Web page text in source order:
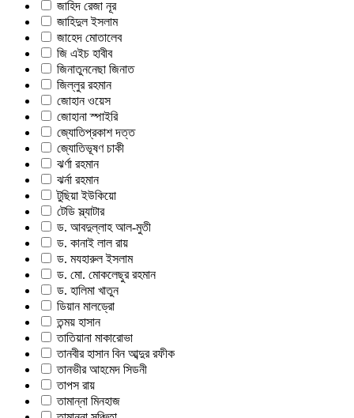
জাহিদ রেজা নূর
জাহিদুল ইসলাম
জাহেদ মোতালেব
জি এইচ হাবীব
জিনাতুননেছা জিনাত
জিল্‌লুর রহমান
জোহান ওয়েস
জোহানা স্পাইরি
জ্যোতিপ্রকাশ দত্ত
জ্যোতিভূষণ চাকী
ঝর্ণা রহমান
ঝর্না রহমান
টুছিয়া ইউকিয়ো
টেডি স্ল্যাটার
ড. আবদুল্লাহ আল-মুতী
ড. কানাই লাল রায়
ড. মযহারুল ইসলাম
ড. মো. মোকলেছুর রহমান
ড. হালিমা খাতুন
ডিয়ান মালড্রো
তন্ময় হাসান
তাতিয়ানা মাকারোভা
তানবীর হাসান বিন আব্দুর রফীক
তানভীর আহমেদ সিডনী
তাপস রায়
তামান্না মিনহাজ